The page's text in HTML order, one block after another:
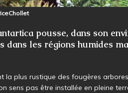
pousse, dans son
dans les régions humides
la plus rustique des fougères
sens pas être installée en pleine